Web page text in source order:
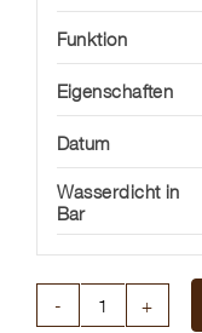
Funktion
Eigenschaften
Datum
Wasserdicht in
Bar